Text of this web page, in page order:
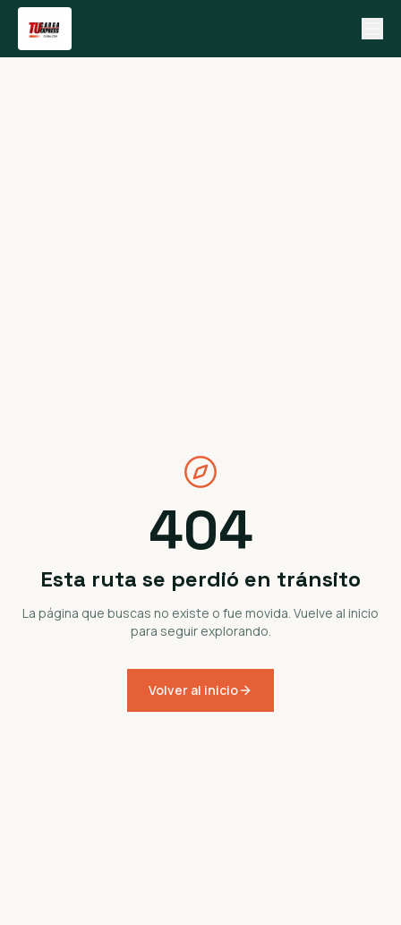
404
Esta ruta se perdió en tránsito
La página que buscas no existe o fue movida. Vuelve al inicio
para seguir explorando.
Volver al inicio